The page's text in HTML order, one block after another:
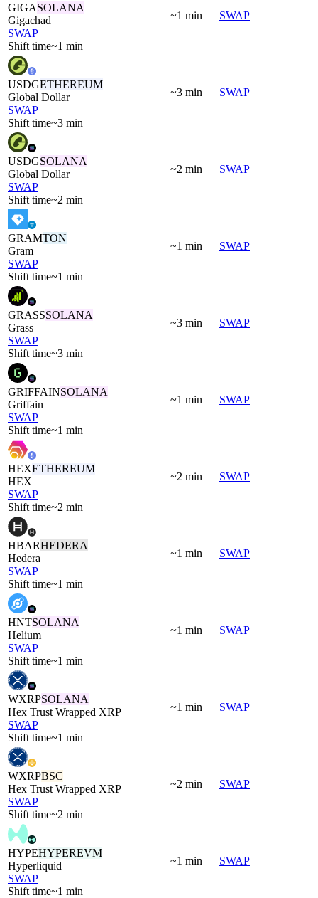
GIGASOLANA
Gigachad
SWAP
Shift time~1 min
~1 min SWAP
USDGETHEREUM
Global Dollar
SWAP
Shift time~3 min
~3 min SWAP
USDGSOLANA
Global Dollar
SWAP
Shift time~2 min
~2 min SWAP
GRAMTON
Gram
SWAP
Shift time~1 min
~1 min SWAP
GRASSSOLANA
Grass
SWAP
Shift time~3 min
~3 min SWAP
GRIFFAINSOLANA
Griffain
SWAP
Shift time~1 min
~1 min SWAP
HEXETHEREUM
HEX
SWAP
Shift time~2 min
~2 min SWAP
HBARHEDERA
Hedera
SWAP
Shift time~1 min
~1 min SWAP
HNTSOLANA
Helium
SWAP
Shift time~1 min
~1 min SWAP
WXRPSOLANA
Hex Trust Wrapped XRP
SWAP
Shift time~1 min
~1 min SWAP
WXRPBSC
Hex Trust Wrapped XRP
SWAP
Shift time~2 min
~2 min SWAP
HYPEHYPEREVM
Hyperliquid
SWAP
Shift time~1 min
~1 min SWAP